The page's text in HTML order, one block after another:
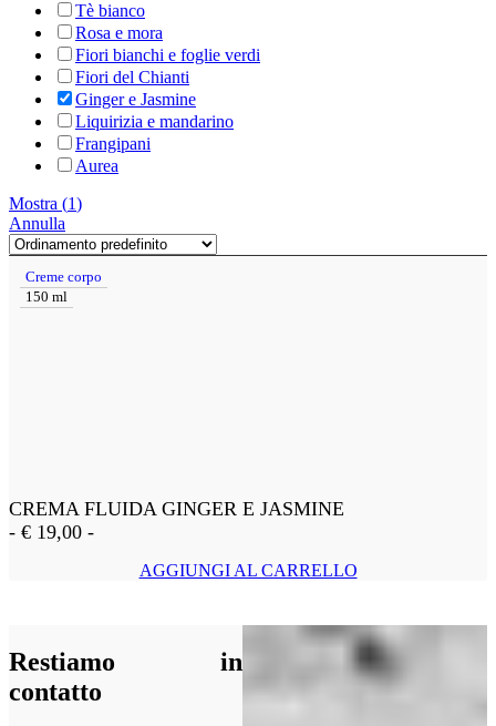
Tè bianco
Rosa e mora
Fiori bianchi e foglie verdi
Fiori del Chianti
Ginger e Jasmine
Liquirizia e mandarino
Frangipani
Aurea
Mostra (1)
Annulla
Creme corpo
150 ml
CREMA FLUIDA GINGER E JASMINE
- € 19,00 -
AGGIUNGI AL CARRELLO
Restiamo in
contatto